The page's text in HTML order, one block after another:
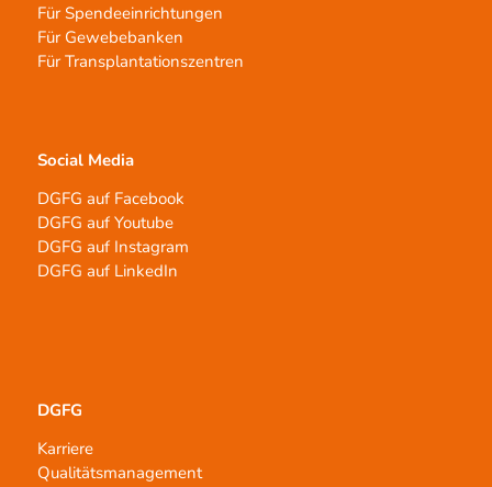
Für Spendeeinrichtungen
Für Gewebebanken
Für Transplantationszentren
Social Media
DGFG auf Facebook
DGFG auf Youtube
DGFG auf Instagram
DGFG auf LinkedIn
DGFG
Karriere
Qualitätsmanagement